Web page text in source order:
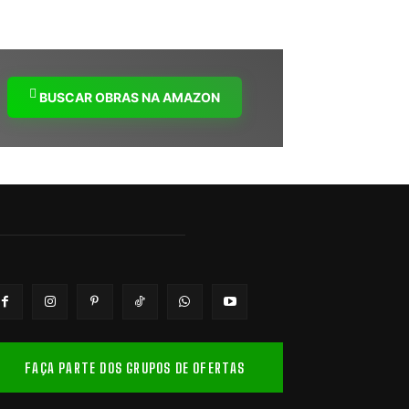
BUSCAR OBRAS NA AMAZON
FAÇA PARTE DOS GRUPOS DE OFERTAS